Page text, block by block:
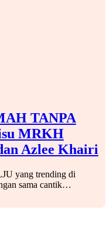
TANPA
MRKH
Azlee Khairi
yang trending di
sama cantik…